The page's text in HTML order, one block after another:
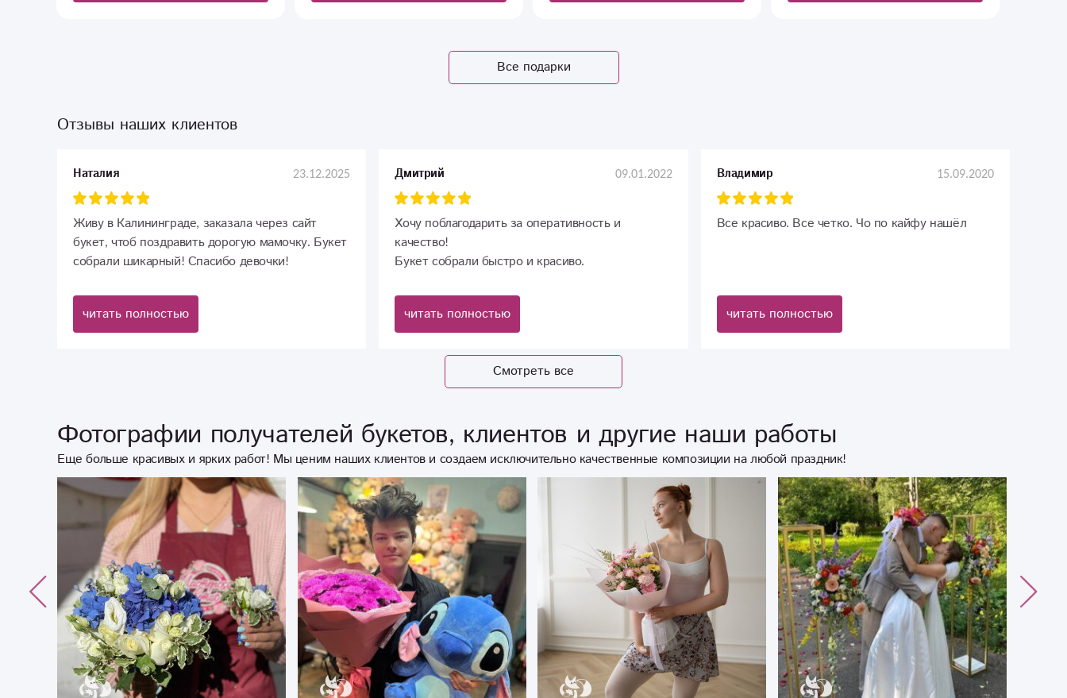
Все подарки
Отзывы наших клиентов
Наталия 23.12.2025
Живу в Калининграде, заказала через сайт
букет, чтоб поздравить дорогую мамочку. Букет
собрали шикарный! Спасибо девочки!
читать полностью
Дмитрий 09.01.2022
Хочу поблагодарить за оперативность и
качество!
Букет собрали быстро и красиво.
читать полностью
Владимир 15.09.2020
Все красиво. Все четко. Чо по кайфу нашёл
читать полностью
Смотреть все
Фотографии получателей букетов, клиентов и другие наши работы
Еще больше красивых и ярких работ! Мы ценим наших клиентов и создаем исключительно качественные композиции на любой праздник!